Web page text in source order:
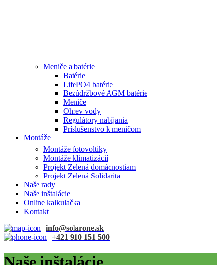
Meniče a batérie
Batérie
LifePO4 batérie
Bezúdržbové AGM batérie
Meniče
Ohrev vody
Regulátory nabíjania
Príslušenstvo k meničom
Montáže
Montáže fotovoltiky
Montáže klimatizácií
Projekt Zelená domácnostiam
Projekt Zelená Solidarita
Naše rady
Naše inštalácie
Online kalkulačka
Kontakt
info@solarone.sk
+421 910 151 500